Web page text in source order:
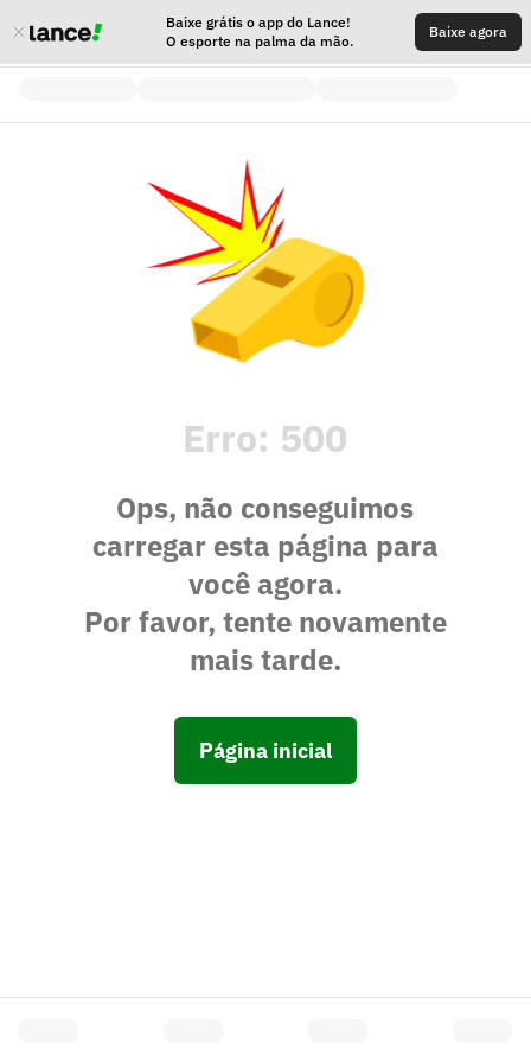
Baixe grátis o app do Lance!
O esporte na palma da mão.
Baixe agora
Erro: 500
Ops, não conseguimos
carregar esta página para
você agora.
Por favor, tente novamente
mais tarde.
Página inicial